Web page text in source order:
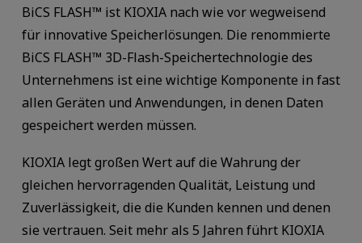
BiCS FLASH™ ist KIOXIA nach wie vor wegweisend
für innovative Speicherlösungen. Die renommierte
BiCS FLASH™ 3D-Flash-Speichertechnologie des
Unternehmens ist eine wichtige Komponente in fast
allen Geräten und Anwendungen, in denen Daten
gespeichert werden müssen.
KIOXIA legt großen Wert auf die Wahrung der
gleichen hervorragenden Qualität, Leistung und
Zuverlässigkeit, die die Kunden kennen und denen
sie vertrauen. Seit mehr als 5 Jahren führt KIOXIA